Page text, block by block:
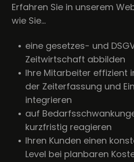
Erfahren Sie in unserem
wie Sie...
eine gesetzes- und
Zeitwirtschaft abbilden
Ihre Mitarbeiter effizient
der Zeiterfassung und
integrieren
auf
kurzfristig reagieren
Ihren Kunden einen
Level bei planbaren